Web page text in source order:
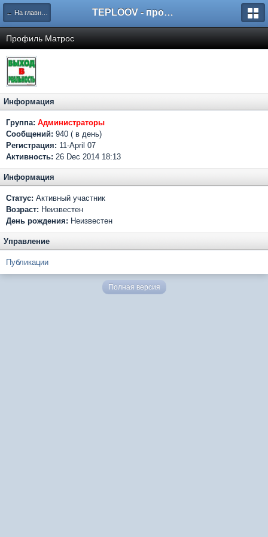
← На главную TEPLOOV - программный комплекс для расчёта систем отопления и вентиляции
Профиль Матрос
Информация
Группа: Администраторы
Сообщений: 940 ( в день)
Регистрация: 11-April 07
Активность: 26 Dec 2014 18:13
Информация
Статус: Активный участник
Возраст: Неизвестен
День рождения: Неизвестен
Управление
Публикации
Полная версия